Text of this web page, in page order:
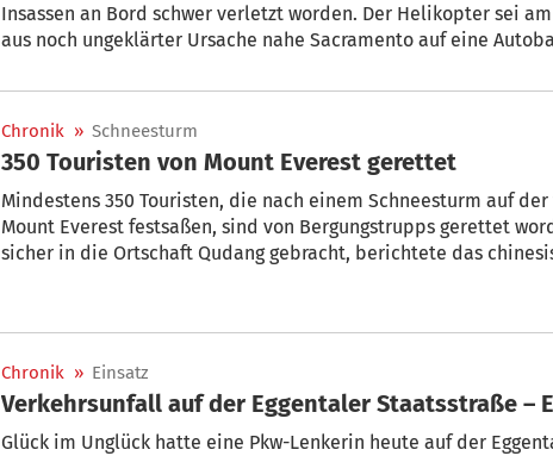
Insassen an Bord schwer verletzt worden. Der Helikopter sei
aus noch ungeklärter Ursache nahe Sacramento auf eine
Chronik » Schneesturm
350 Touristen von Mount Everest gerettet
Mindestens 350 Touristen, die nach einem Schneesturm auf
Mount Everest festsaßen, sind von Bergungstrupps gerettet
sicher in die Ortschaft Qudang gebracht, berichtete das
Chronik » Einsatz
Verkehrsunfall auf der Eggentaler Staatsstraße –
Glück im Unglück hatte eine Pkw-Lenkerin heute auf der